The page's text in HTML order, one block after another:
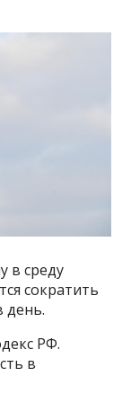
в среду
сократить
день.
РФ.
в